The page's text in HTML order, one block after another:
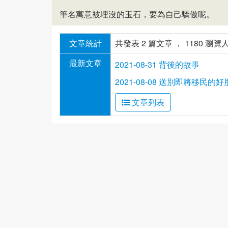
筆名寓意被埋沒的玉石，要為自己驕傲呢。
文章統計
共發表 2 篇文章 ， 1180 瀏覽
最新文章
2021-08-31 背後的故事
2021-08-08 送別即將移民的好
文章列表